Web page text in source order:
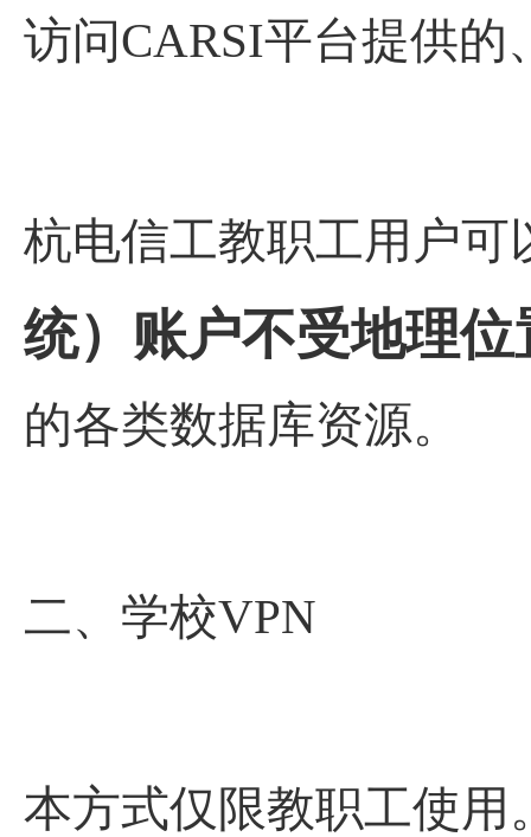
访问CARSI平台提供的
杭电信工教职工用户可
统）账户不受地理位
的各类数据库资源。
二、学校VPN
本方式仅限教职工使用